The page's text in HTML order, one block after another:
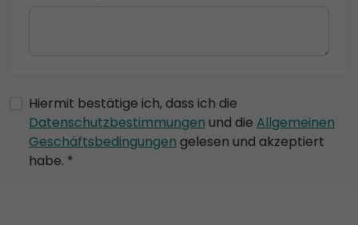
Hiermit bestätige ich, dass ich die
Datenschutzbestimmungen und die Allgemeinen
Geschäftsbedingungen gelesen und akzeptiert
habe. *